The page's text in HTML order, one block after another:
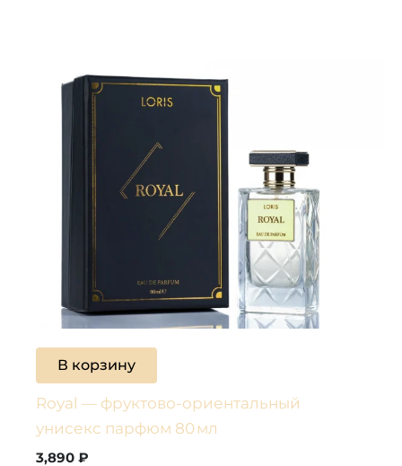
В корзину
Royal — фруктово-ориентальный
унисекс парфюм 80 мл
3,890₽